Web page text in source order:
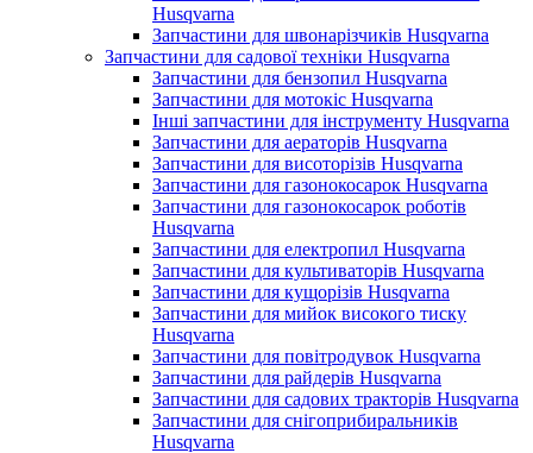
Husqvarna
Запчастини для швонарізчиків Husqvarna
Запчастини для садової техніки Husqvarna
Запчастини для бензопил Husqvarna
Запчастини для мотокіс Husqvarna
Інші запчастини для інструменту Husqvarna
Запчастини для аераторів Husqvarna
Запчастини для висоторізів Husqvarna
Запчастини для газонокосарок Husqvarna
Запчастини для газонокосарок роботів
Husqvarna
Запчастини для електропил Husqvarna
Запчастини для культиваторів Husqvarna
Запчастини для кущорізів Husqvarna
Запчастини для мийок високого тиску
Husqvarna
Запчастини для повітродувок Husqvarna
Запчастини для райдерів Husqvarna
Запчастини для садових тракторів Husqvarna
Запчастини для снігоприбиральників
Husqvarna